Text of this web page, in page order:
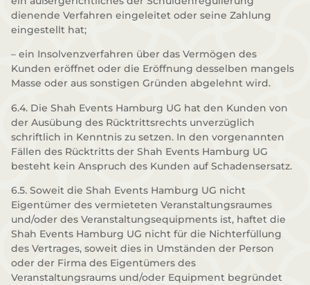
dienende Verfahren eingeleitet oder seine Zahlung
eingestellt hat;
– ein Insolvenzverfahren über das Vermögen des
Kunden eröffnet oder die Eröffnung desselben mangels
Masse oder aus sonstigen Gründen abgelehnt wird.
6.4. Die Shah Events Hamburg UG hat den Kunden von
der Ausübung des Rücktrittsrechts unverzüglich
schriftlich in Kenntnis zu setzen. In den vorgenannten
Fällen des Rücktritts der Shah Events Hamburg UG
besteht kein Anspruch des Kunden auf Schadensersatz.
6.5. Soweit die Shah Events Hamburg UG nicht
Eigentümer des vermieteten Veranstaltungsraumes
und/oder des Veranstaltungsequipments ist, haftet die
Shah Events Hamburg UG nicht für die Nichterfüllung
des Vertrages, soweit dies in Umständen der Person
oder der Firma des Eigentümers des
Veranstaltungsraums und/oder Equipment begründet